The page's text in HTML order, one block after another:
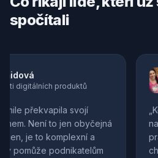
spočítali
produktů
překvapila svojí
Není to jen obyčejná
je to komplexní a
podnikatelům
na
chci